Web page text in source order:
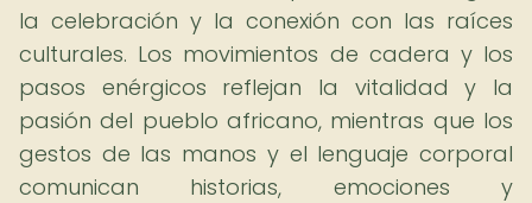
la celebración y la conexión con las raíces
culturales. Los movimientos de cadera y los
pasos enérgicos reflejan la vitalidad y la
pasión del pueblo africano, mientras que los
gestos de las manos y el lenguaje corporal
comunican historias, emociones y